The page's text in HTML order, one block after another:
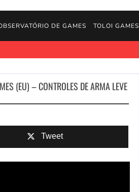
DE GAMES TOLOI GAMES
(EU) – CONTROLES DE ARMA LEVE
Tweet